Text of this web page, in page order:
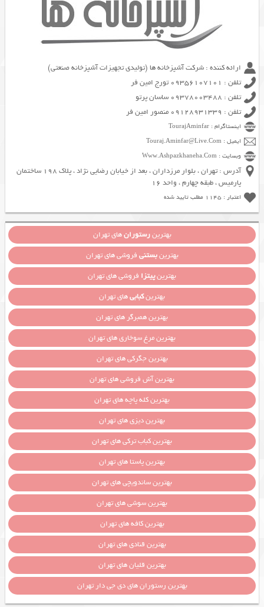
ارائه کننده : شرکت آشپزخانه ها (تولیدی تجهیزات آشپزخانه صنعتی)
تلفن : 09356107101 تورج امین فر
تلفن : 09378003488 ساسان پرتو
تلفن : 09128931339 منصور امین فر
اینستاگرام : TourajAminfar
ایمیل : Touraj.Aminfar@Live.Com
وبسایت : Www.Ashpazkhaneha.Com
آدرس : تهران ، بلوار مرزداران ، بعد از خیابان رضایی نژاد ، پلاک 198 ساختمان
پارمیس ، طبقه چهارم ، واحد 16
اعتبار : 1145 مطلب تایید شده
بهترینرستورانهای تهران
بهترینبستنی فروشی های تهران
بهترینپیتزا فروشی های تهران
بهترینکبابیهای تهران
بهترین همبرگر های تهران
بهترین مرغ سوخاری های تهران
بهترین جگرکی های تهران
بهترین آش فروشی های تهران
بهترین کله پاچه های تهران
بهترین دیزی های تهران
بهترین کباب ترکی های تهران
بهترین پاستا های تهران
بهترین ساندویچی های تهران
بهترین سوشی های تهران
بهترین کافه های تهران
بهترین قنادی های تهران
بهترین قلیان های تهران
بهترین رستوران های دی جی دار تهران